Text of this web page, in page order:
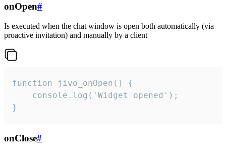
onOpen#
Is executed when the chat window is open both automatically (via
proactive invitation) and manually by a client
function jivo_onOpen() {
    console.log('Widget opened');
}
onClose#